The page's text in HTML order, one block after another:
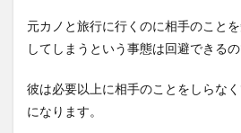
元カノと旅行に行くのに相手のこと
してしまうという事態は回避できるの
彼は必要以上に相手のことをしらな
になります。